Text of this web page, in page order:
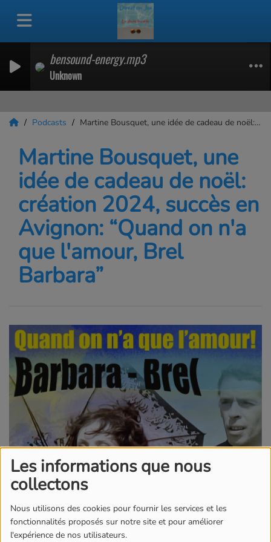
Les informations que nous
collectons
Nous utilisons des cookies pour fournir les services et les
fonctionnalités proposés sur notre site et pour améliorer
l'expérience de nos utilisateurs.
bensound-energy.mp3
Unknown
Podcasts Martine Bousquet, une idée de cadeau de noël: création 2024, succès en Avignon: “Quand on n'a que l'amour, Brel Barbara”
Martine Bousquet, une
idée de cadeau de noël:
création 2024, succès en
Avignon: “Quand on n'a
que l'amour, Brel
Barbara”